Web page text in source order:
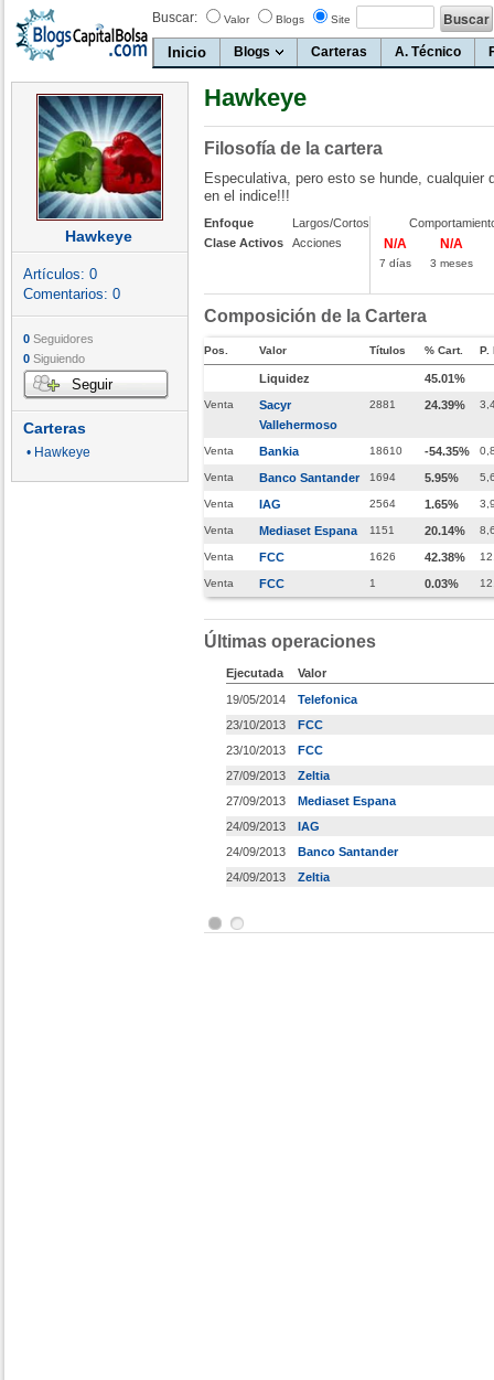
Buscar: Valor Blogs Site
Inicio Blogs Carteras A. Técnico
Hawkeye
Artículos: 0
Comentarios: 0
0 Seguidores
0 Siguiendo
Seguir
Carteras
• Hawkeye
Hawkeye
Filosofía de la cartera
Especulativa, pero esto se hunde, cualquier
en el indice!!!
Enfoque
Largos/Cortos
Clase Activos
Acciones N/A
7 días
N/A
3 meses
Composición de la Cartera
Pos. Valor Títulos % Cart. P.
Liquidez 45.01%
Venta
Sacyr
Vallehermoso
2881 24.39%
Venta Bankia 18610 -54.35%
Venta Banco Santander 1694 5.95%
Venta IAG 2564 1.65%
Venta Mediaset Espana 1151 20.14%
Venta FCC 1626 42.38%
Venta FCC 1 0.03%
Últimas operaciones
Ejecutada
Valor
19/05/2014
Telefonica
23/10/2013
FCC
23/10/2013
FCC
27/09/2013
Zeltia
27/09/2013
Mediaset Espana
24/09/2013
IAG
24/09/2013
Banco Santander
24/09/2013
Zeltia